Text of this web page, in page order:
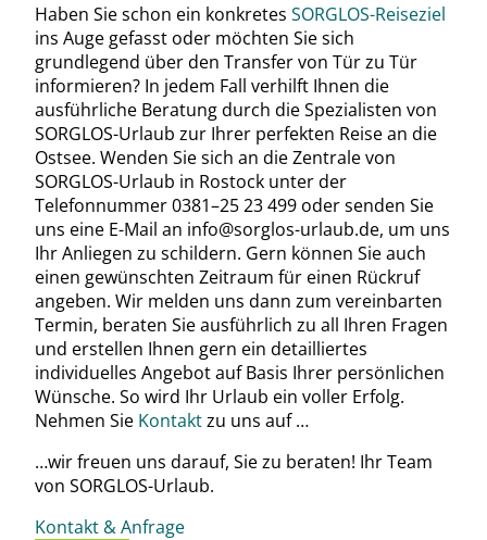
Haben Sie schon ein konkretes SORGLOS-Reiseziel
ins Auge gefasst oder möchten Sie sich
grundlegend über den Transfer von Tür zu Tür
informieren? In jedem Fall verhilft Ihnen die
ausführliche Beratung durch die Spezialisten von
SORGLOS-Urlaub zur Ihrer perfekten Reise an die
Ostsee. Wenden Sie sich an die Zentrale von
SORGLOS-Urlaub in Rostock unter der
Telefonnummer 0381–25 23 499 oder senden Sie
uns eine E-Mail an info@sorglos-urlaub.de, um uns
Ihr Anliegen zu schildern. Gern können Sie auch
einen gewünschten Zeitraum für einen Rückruf
angeben. Wir melden uns dann zum vereinbarten
Termin, beraten Sie ausführlich zu all Ihren Fragen
und erstellen Ihnen gern ein detailliertes
individuelles Angebot auf Basis Ihrer persönlichen
Wünsche. So wird Ihr Urlaub ein voller Erfolg.
Nehmen Sie Kontaktzu uns auf …
…wir freuen uns darauf, Sie zu beraten! Ihr Team
von SORGLOS-Urlaub.
Kontakt & Anfrage